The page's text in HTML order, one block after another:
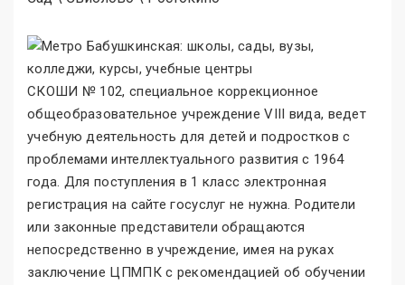
СКОШИ № 102, специальное коррекционное
общеобразовательное учреждение VIII вида, ведет
учебную деятельность для детей и подростков с
проблемами интеллектуального развития с 1964
года. Для поступления в 1 класс электронная
регистрация на сайте госуслуг не нужна. Родители
или законные представители обращаются
непосредственно в учреждение, имея на руках
заключение ЦПМПК с рекомендацией об обучении